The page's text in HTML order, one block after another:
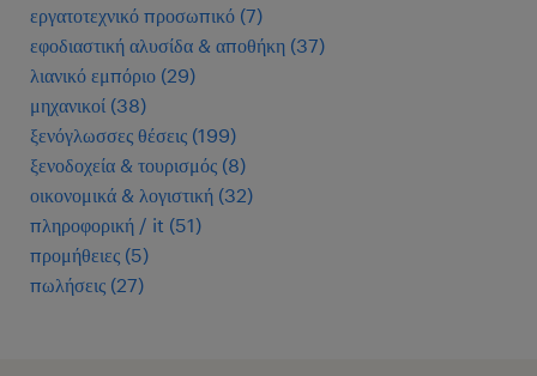
εργατοτεχνικό προσωπικό (7)
εφοδιαστική αλυσίδα & αποθήκη (37)
λιανικό εμπόριο (29)
μηχανικοί (38)
ξενόγλωσσες θέσεις (199)
ξενοδοχεία & τουρισμός (8)
οικονομικά & λογιστική (32)
πληροφορική / it (51)
προμήθειες (5)
πωλήσεις (27)